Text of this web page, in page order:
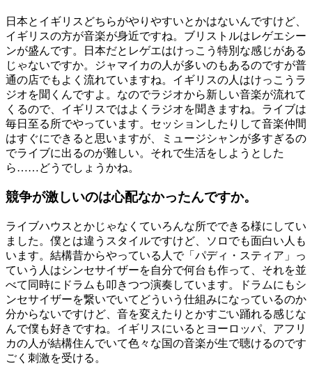
日本とイギリスどちらがやりやすいとかはないんですけど、
イギリスの方が音楽が身近ですね。ブリストルはレゲエシー
ンが盛んです。日本だとレゲエはけっこう特別な感じがある
じゃないですか。ジャマイカの人が多いのもあるのですが普
通の店でもよく流れていますね。イギリスの人はけっこうラ
ジオを聞くんですよ。なのでラジオから新しい音楽が流れて
くるので、イギリスではよくラジオを聞きますね。ライブは
毎日至る所でやっています。セッションしたりして音楽仲間
はすぐにできると思いますが、ミュージシャンが多すぎるの
でライブに出るのが難しい。それで生活をしようとした
ら……どうでしょうかね。
競争が激しいのは心配なかったんですか。
ライブハウスとかじゃなくていろんな所でできる様にしてい
ました。僕とは違うスタイルですけど、ソロでも面白い人も
います。結構昔からやっている人で「パディ・スティア」っ
ていう人はシンセサイザーを自分で何台も作って、それを並
べて同時にドラムも叩きつつ演奏しています。ドラムにもシ
ンセサイザーを繋いでいてどういう仕組みになっているのか
分からないですけど、音を変えたりとかすごい踊れる感じな
んで僕も好きですね。イギリスにいるとヨーロッパ、アフリ
カの人が結構住んでいて色々な国の音楽が生で聴けるのです
ごく刺激を受ける。